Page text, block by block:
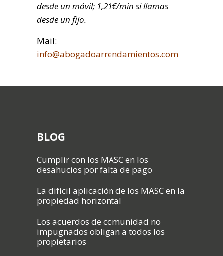
desde un móvil; 1,21€/min si llamas
desde un fijo.
Mail:
info@abogadoarrendamientos.com
BLOG
Cumplir con los MASC en los
desahucios por falta de pago
La difícil aplicación de los MASC en la
propiedad horizontal
Los acuerdos de comunidad no
impugnados obligan a todos los
propietarios